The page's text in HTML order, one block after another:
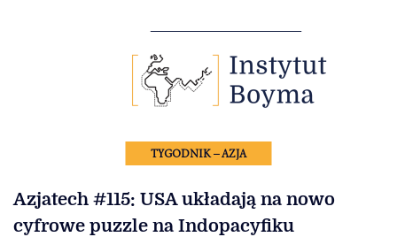
TYGODNIK – AZJA
Azjatech #115: USA układają na nowo
cyfrowe puzzle na Indopacyfiku